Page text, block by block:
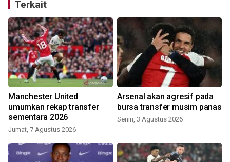
Terkait
Manchester United
umumkan rekap transfer
sementara 2026
Jumat, 7 Agustus 2026
Arsenal akan agresif pada
bursa transfer musim panas
Senin, 3 Agustus 2026